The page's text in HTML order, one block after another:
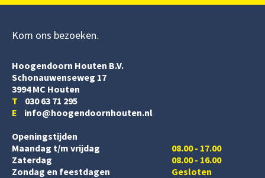
Kom ons bezoeken
Hoogendoorn Houten B.V.
Schonauwenseweg 17
3994 MC Houten
T 030 63 71 295
E info@hoogendoornhouten.nl
Openingstijden
Maandag t/m vrijdag
Zaterdag
08.00 - 17.00
08.00 - 16.00
Zondag en feestdagen
Gesloten